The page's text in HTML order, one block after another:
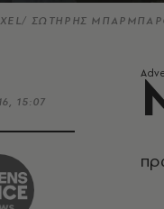
ΣΩΤΗΡΗΣ
15:07